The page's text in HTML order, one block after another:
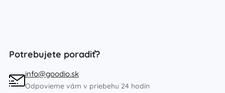
Potrebujete poradiť?
info@goodio.sk
Odpovieme vám v priebehu 24 hodín